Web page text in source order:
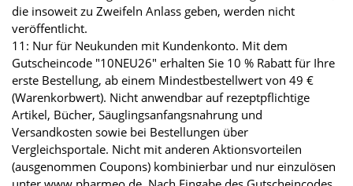
die insoweit zu Zweifeln Anlass geben, werden nicht
veröffentlicht.
11: Nur für Neukunden mit Kundenkonto. Mit dem
Gutscheincode "10NEU26" erhalten Sie 10 % Rabatt für Ihre
erste Bestellung, ab einem Mindestbestellwert von 49 €
(Warenkorbwert). Nicht anwendbar auf rezeptpflichtige
Artikel, Bücher, Säuglingsanfangsnahrung und
Versandkosten sowie bei Bestellungen über
Vergleichsportale. Nicht mit anderen Aktionsvorteilen
(ausgenommen Coupons) kombinierbar und nur einzulösen